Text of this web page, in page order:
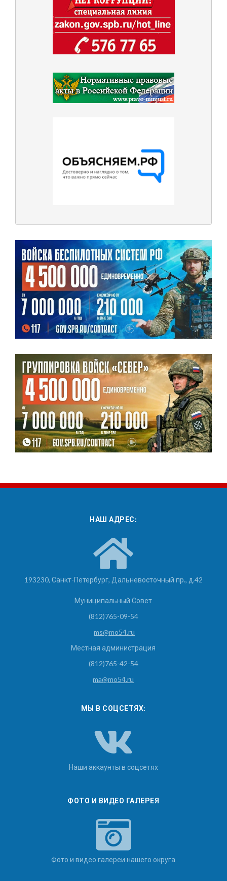
НАШ АДРЕС:
193230, Санкт-Петербург, Дальневосточный пр., д.42
Муниципальный Совет
(812)765-09-54
ms@mo54.ru
Местная администрация
(812)765-42-54
ma@mo54.ru
МЫ В СОЦСЕТЯХ:
Наши аккаунты в соцсетях
ФОТО И ВИДЕО ГАЛЕРЕЯ
Фото и видео галереи нашего округа